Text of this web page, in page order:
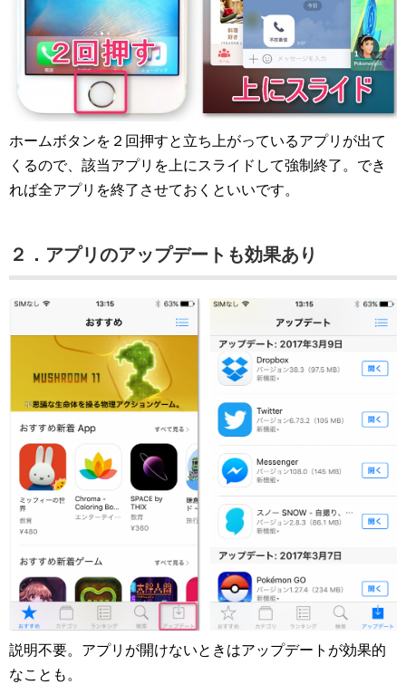
ホームボタンを２回押すと立ち上がっているアプリが出て
くるので、該当アプリを上にスライドして強制終了。でき
れば全アプリを終了させておくといいです。
２．アプリのアップデートも効果あり
説明不要。アプリが開けないときはアップデートが効果的
なことも。